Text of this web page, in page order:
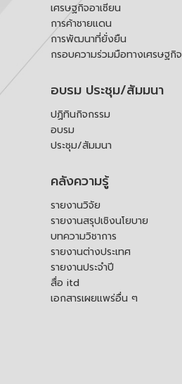
เศรษฐกิจอาเซียน
การค้าชายแดน
การพัฒนาที่ยั่งยืน
กรอบความร่วมมือทางเศรษฐกิจ
อบรม ประชุม/สัมมนา
ปฏิทินกิจกรรม
อบรม
ประชุม/สัมมนา
คลังความรู้
รายงานวิจัย
รายงานสรุปเชิงนโยบาย
บทความวิชาการ
รายงานต่างประเทศ
รายงานประจำปี
สื่อ itd
เอกสารเผยแพร่อื่น ๆ